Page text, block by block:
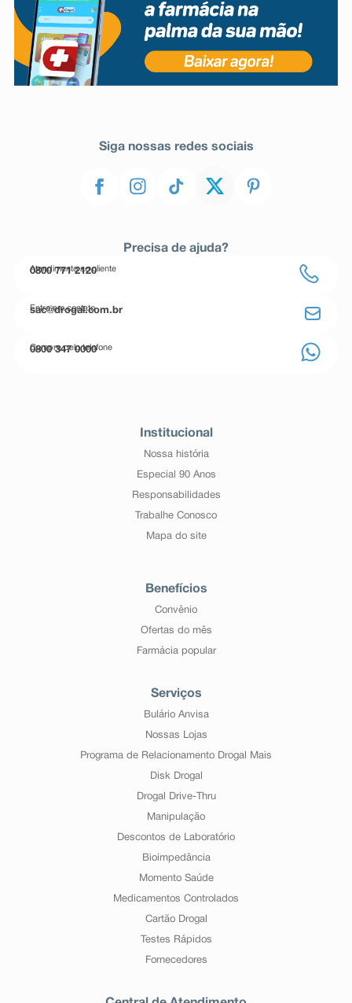
Siga nossas redes sociais
Precisa de ajuda?
Atendimento ao cliente
0800 771 2120
Entre em contato
sac@drogal.com.br
Compre pelo telefone
0800 347 0000
Institucional
Nossa história
Especial 90 Anos
Responsabilidades
Trabalhe Conosco
Mapa do site
Benefícios
Convênio
Ofertas do mês
Farmácia popular
Serviços
Bulário Anvisa
Nossas Lojas
Programa de Relacionamento Drogal Mais
Disk Drogal
Drogal Drive-Thru
Manipulação
Descontos de Laboratório
Bioimpedância
Momento Saúde
Medicamentos Controlados
Cartão Drogal
Testes Rápidos
Fornecedores